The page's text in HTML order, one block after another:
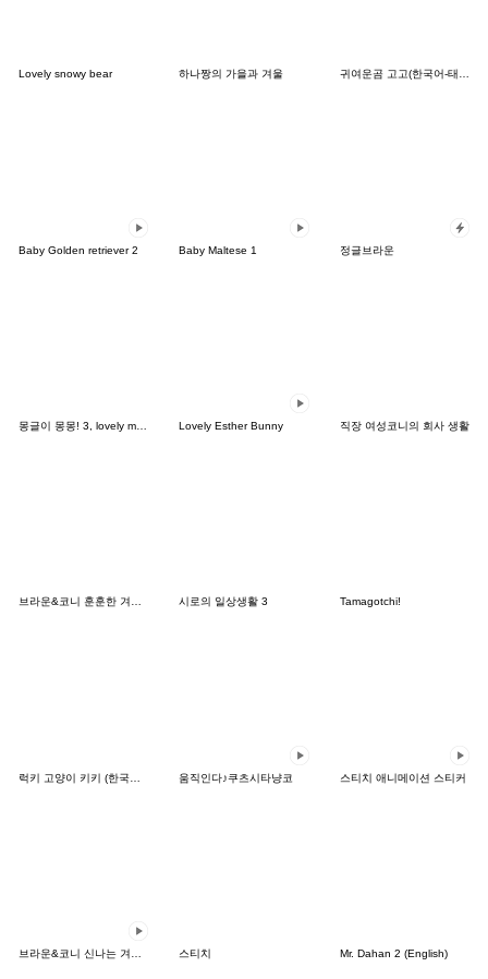
Lovely snowy bear 하나짱의 가을과 겨울 귀여운곰 고고(한국어-태국어)
Baby Golden retriever 2 Baby Maltese 1 정글브라운
Lovely Esther Bunny 직장 여성코니의 회사 생활
브라운&코니 훈훈한 겨울 데이트 시로의 일상생활 3 Tamagotchi!
움직인다♪쿠츠시타냥코 스티치 애니메이션 스티커
스티치 Mr. Dahan 2 (English)